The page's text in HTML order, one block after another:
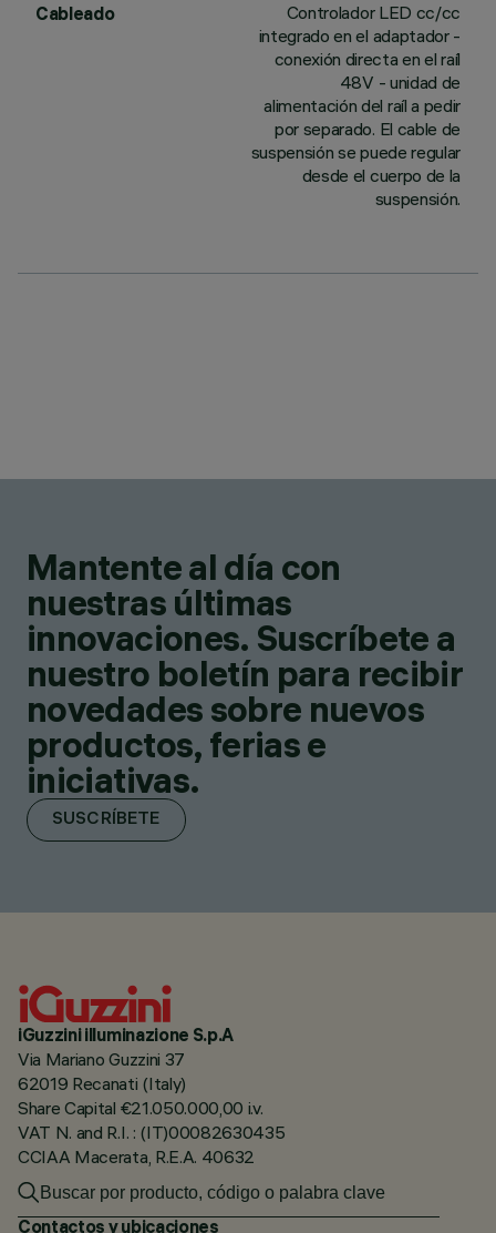
Cableado
Controlador LED cc/cc
integrado en el adaptador -
conexión directa en el raíl
48V - unidad de
alimentación del raíl a pedir
por separado. El cable de
suspensión se puede regular
desde el cuerpo de la
suspensión.
Mantente al día con
nuestras últimas
innovaciones. Suscríbete a
nuestro boletín para recibir
novedades sobre nuevos
productos, ferias e
iniciativas.
SUSCRÍBETE
iGuzzini illuminazione S.p.A
Via Mariano Guzzini 37
62019 Recanati (Italy)
Share Capital €21.050.000,00 i.v.
VAT N. and R.I. : (IT)00082630435
CCIAA Macerata, R.E.A. 40632
Contactos y ubicaciones